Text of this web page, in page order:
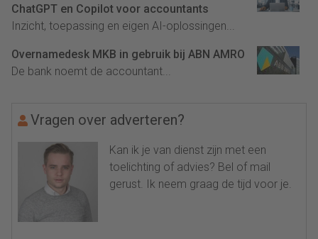
ChatGPT en Copilot voor accountants
Inzicht, toepassing en eigen AI-oplossingen...
Overnamedesk MKB in gebruik bij ABN AMRO
De bank noemt de accountant...
Vragen over adverteren?
Kan ik je van dienst zijn met een
toelichting of advies? Bel of mail
gerust. Ik neem graag de tijd voor je.